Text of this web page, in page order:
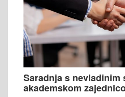
Saradnja s nevladinim
akademskom